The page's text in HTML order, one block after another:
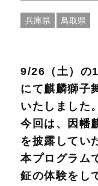
兵庫県 鳥取県
9/26（土）の
にて麒麟獅子
いたしました。
今回は、因幡
を披露してい
本プログラム
鉦の体験をし